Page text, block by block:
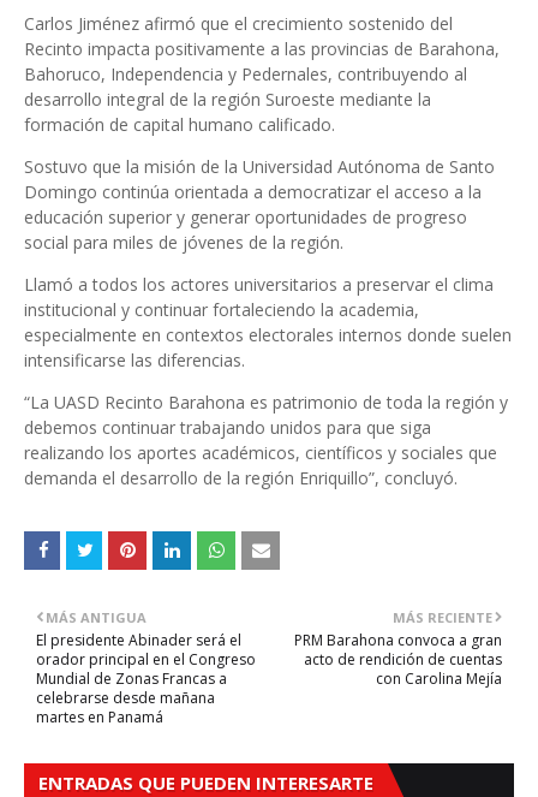
Carlos Jiménez afirmó que el crecimiento sostenido del
Recinto impacta positivamente a las provincias de Barahona,
Bahoruco, Independencia y Pedernales, contribuyendo al
desarrollo integral de la región Suroeste mediante la
formación de capital humano calificado.
Sostuvo que la misión de la Universidad Autónoma de Santo
Domingo continúa orientada a democratizar el acceso a la
educación superior y generar oportunidades de progreso
social para miles de jóvenes de la región.
Llamó a todos los actores universitarios a preservar el clima
institucional y continuar fortaleciendo la academia,
especialmente en contextos electorales internos donde suelen
intensificarse las diferencias.
“La UASD Recinto Barahona es patrimonio de toda la región y
debemos continuar trabajando unidos para que siga
realizando los aportes académicos, científicos y sociales que
demanda el desarrollo de la región Enriquillo”, concluyó.
MÁS RECIENTE
PRM Barahona convoca a gran
acto de rendición de cuentas
con Carolina Mejía
MÁS ANTIGUA
El presidente Abinader será el
orador principal en el Congreso
Mundial de Zonas Francas a
celebrarse desde mañana
martes en Panamá
ENTRADAS QUE PUEDEN INTERESARTE